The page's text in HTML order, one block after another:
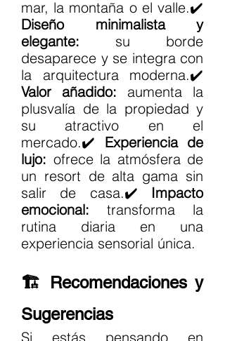
Diseño minimalista y
elegante: su borde
desaparece y se integra con
Valor añadido: aumenta la
plusvalía de la propiedad y
su atractivo en el
mercado.✔️ Experiencia de
lujo: ofrece la atmósfera de
un resort de alta gama sin
salir de casa.✔️ Impacto
emocional: transforma la
rutina diaria en una
experiencia sensorial única.
🏗️ Recomendaciones y
Sugerencias
Si estás pensando en